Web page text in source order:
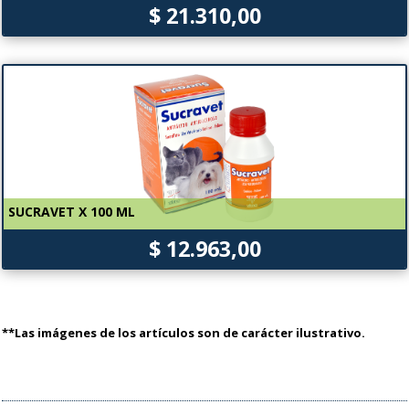
$ 21.310,00
SUCRAVET X 100 ML
$ 12.963,00
**Las imágenes de los artículos son de carácter ilustrativo.